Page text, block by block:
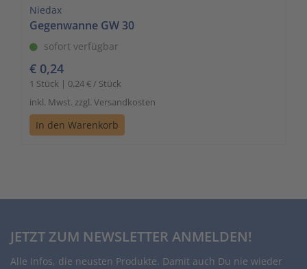
Niedax
Gegenwanne GW 30
sofort verfügbar
€ 0,24
1 Stück | 0,24 € / Stück
inkl. Mwst. zzgl. Versandkosten
In den Warenkorb
JETZT ZUM NEWSLETTER ANMELDEN!
Alle Infos, die neusten Produkte. Damit auch Du nie wieder